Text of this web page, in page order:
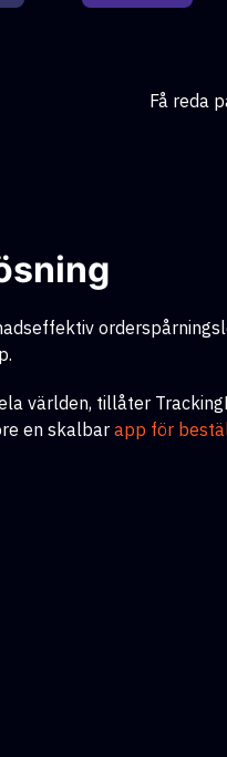
Få reda
världen, tillåter
en skalbar app för